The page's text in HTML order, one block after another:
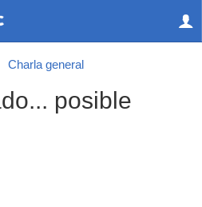
Charla general
posible